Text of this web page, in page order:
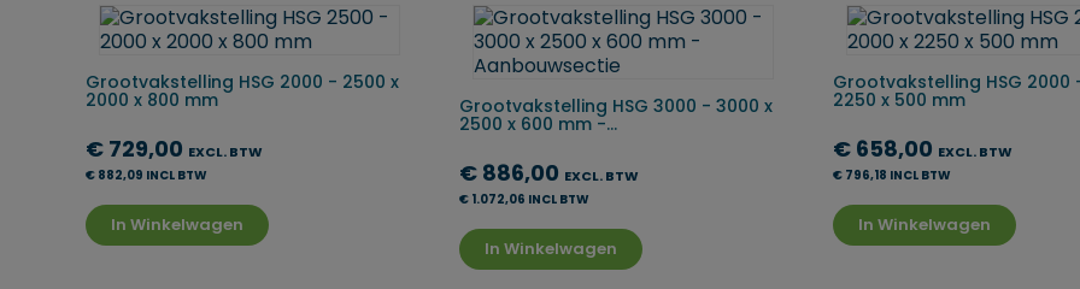
Grootvakstelling HSG 2000 - 2500 x
2000 x 800 mm
€ 729,00 EXCL. BTW
€ 882,09 INCL BTW
In Winkelwagen
Grootvakstelling HSG 3000 - 3000 x
2500 x 600 mm -...
€ 886,00 EXCL. BTW
€ 1.072,06 INCL BTW
In Winkelwagen
Grootvakstelling HSG 2000
2250 x 500 mm
€ 658,00 EXCL. BTW
€ 796,18 INCL BTW
In Winkelwagen